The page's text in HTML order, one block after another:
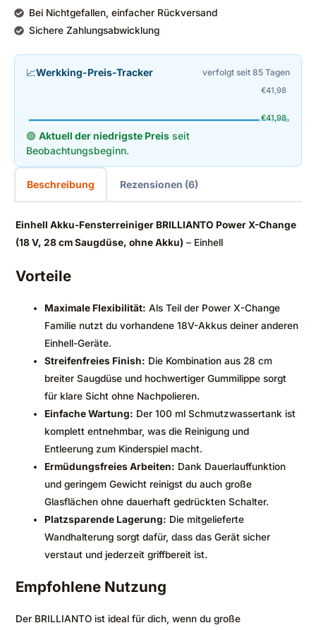
Bei Nichtgefallen, einfacher Rückversand
Sichere Zahlungsabwicklung
📈Werkking-Preis-Tracker verfolgt seit 85 Tagen
€41,98
€41,98
🟢 Aktuell der niedrigste Preis seit
Beobachtungsbeginn.
Beschreibung Rezensionen (6)
Einhell Akku-Fensterreiniger BRILLIANTO Power X-Change
(18 V, 28 cm Saugdüse, ohne Akku) – Einhell
Vorteile
Maximale Flexibilität: Als Teil der Power X-Change
Familie nutzt du vorhandene 18V-Akkus deiner anderen
Einhell-Geräte.
Streifenfreies Finish: Die Kombination aus 28 cm
breiter Saugdüse und hochwertiger Gummilippe sorgt
für klare Sicht ohne Nachpolieren.
Einfache Wartung: Der 100 ml Schmutzwassertank ist
komplett entnehmbar, was die Reinigung und
Entleerung zum Kinderspiel macht.
Ermüdungsfreies Arbeiten: Dank Dauerlauffunktion
und geringem Gewicht reinigst du auch große
Glasflächen ohne dauerhaft gedrückten Schalter.
Platzsparende Lagerung: Die mitgelieferte
Wandhalterung sorgt dafür, dass das Gerät sicher
verstaut und jederzeit griffbereit ist.
Empfohlene Nutzung
Der BRILLIANTO ist ideal für dich, wenn du große